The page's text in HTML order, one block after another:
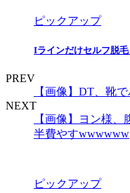
ピックアップ
Iラインだけセルフ脱
PREV
【画像】DT、靴
NEXT
【画像】ヨン様
半費やすwwwwww
ピックアップ